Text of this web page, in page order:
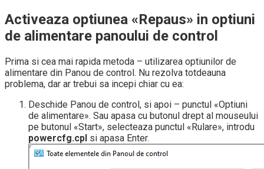
Activeaza optiunea «Repaus» in optiuni
de alimentare panoului de control
Prima si cea mai rapida metoda – utilizarea optiunilor de
alimentare din Panou de control. Nu rezolva totdeauna
problema, dar ar trebui sa incepi chiar cu ea:
Deschide Panou de control, si apoi – punctul «Optiuni
de alimentare». Sau apasa cu butonul drept al mouseului
pe butonul «Start», selecteaza punctul «Rulare», introdu
powercfg.cpl si apasa Enter.